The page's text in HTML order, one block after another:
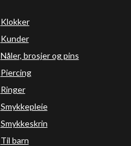
Klokker
Kunder
Nåler, brosjer og pins
Piercing
Ringer
Smykkepleie
Smykkeskrin
Til barn